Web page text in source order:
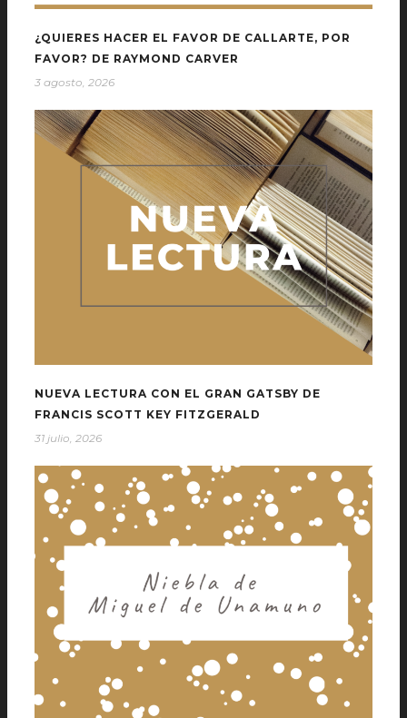
¿QUIERES HACER EL FAVOR DE CALLARTE, POR
FAVOR? DE RAYMOND CARVER
3 agosto, 2026
NUEVA LECTURA CON EL GRAN GATSBY DE
FRANCIS SCOTT KEY FITZGERALD
31 julio, 2026